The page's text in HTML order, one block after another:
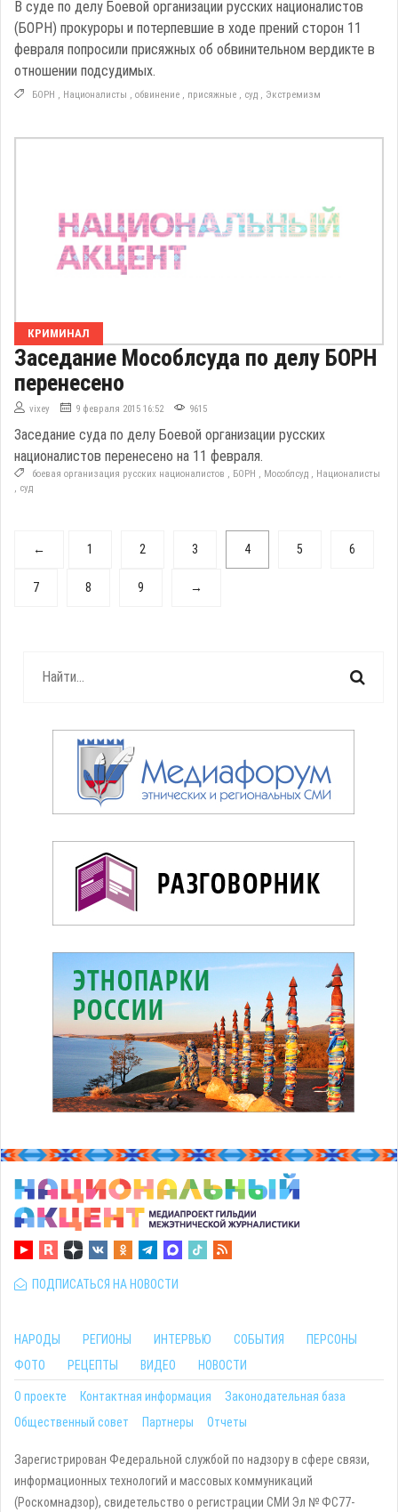
В суде по делу Боевой организации русских националистов
(БОРН) прокуроры и потерпевшие в ходе прений сторон 11
февраля попросили присяжных об обвинительном вердикте в
отношении подсудимых.
БОРН , Националисты , обвинение , присяжные , суд , Экстремизм
КРИМИНАЛ
Заседание Мособлсуда по делу БОРН
перенесено
vixey 9 февраля 2015 16:52 9615
Заседание суда по делу Боевой организации русских
националистов перенесено на 11 февраля.
боевая организация русских националистов , БОРН , Мособлсуд , Националисты
, суд
← 1 2 3 4 5 6
7 8 9 →
ПОДПИСАТЬСЯ НА НОВОСТИ
НАРОДЫ РЕГИОНЫ ИНТЕРВЬЮ СОБЫТИЯ
ПЕРСОНЫ
ФОТО
РЕЦЕПТЫ ВИДЕО НОВОСТИ
О проекте Контактная информация
Законодательная база
Общественный совет
Партнеры Отчеты
Зарегистрирован Федеральной службой по надзору в сфере связи,
информационных технологий и массовых коммуникаций
(Роскомнадзор), свидетельство о регистрации СМИ Эл № ФС77-